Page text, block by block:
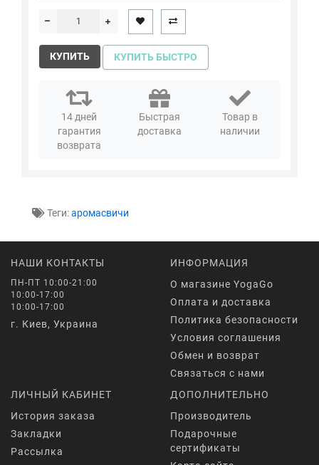
КУПИТЬ КУПИТЬ БЫСТРО
14 дней
гарантия
возврата
Быстрая
доставка
Товар в
наличии
Теги:аромасвичи
НАШИ КОНТАКТЫ
ПН-ПТ 10:00-21:00
10:00-17:00
10:00-17:00
г. Киев, Украина
ИНФОРМАЦИЯ
О магазине YogaGo
Оплата и доставка
Политика безопасности
Условия соглашения
Обмен и возврат
Связаться с нами
ЛИЧНЫЙ КАБИНЕТ
История заказа
Закладки
Рассылка
ДОПОЛНИТЕЛЬНО
Производитель
Подарочные
сертификаты